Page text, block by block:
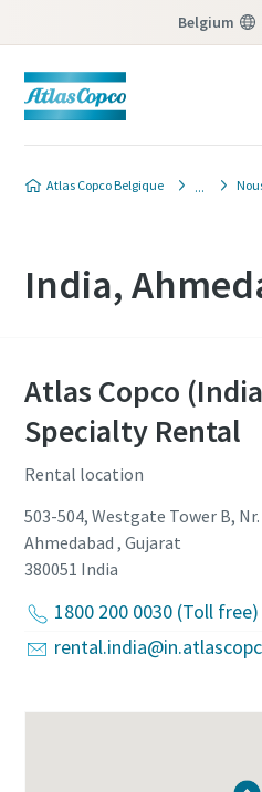
Belgium
Atlas Copco Belgique
India,
Atlas Copco
Specialty Rental
Rental location
503-504, Westgate Tower B, Nr.
Ahmedabad , Gujarat
380051 India
1800 200 0030 (Toll free)